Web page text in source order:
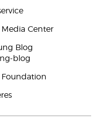
Center
Blog
blog
Foundation